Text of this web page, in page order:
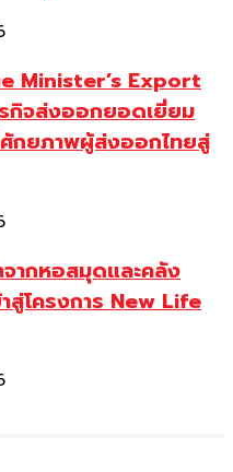
Minister’s Export
กิจส่งออกยอดเยี่ยม
กยภาพผู้ส่งออกไทยสู่
จากหอสมุดและคลัง
สู่โครงการ New Life